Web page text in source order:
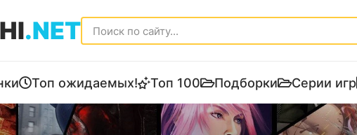
.NET
Топ ожидаемых! Топ 100 Подборки Серии игр